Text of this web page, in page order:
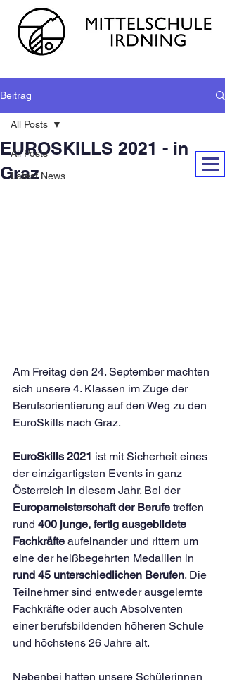
Beitrag
All Posts
Latest News
All Posts
EUROSKILLS 2021 - in
Graz
Am Freitag den 24. September machten
sich unsere 4. Klassen im Zuge der
Berufsorientierung auf den Weg zu den
EuroSkills nach Graz.
EuroSkills 2021 ist mit Sicherheit eines
der einzigartigsten Events in ganz
Österreich in diesem Jahr. Bei der
Europameisterschaft der Berufe treffen
rund 400 junge, fertig ausgebildete
Fachkräfte aufeinander und rittern um
eine der heißbegehrten Medaillen in
rund 45 unterschiedlichen Berufen. Die
Teilnehmer sind entweder ausgelernte
Fachkräfte oder auch Absolventen
einer berufsbildenden höheren Schule
und höchstens 26 Jahre alt.
Nebenbei hatten unsere Schülerinnen